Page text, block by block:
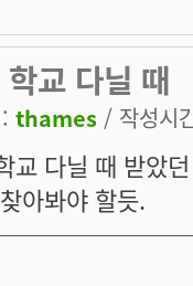
교 다닐 때
thames / 작성시
교 다닐 때 받았
아봐야 할듯.